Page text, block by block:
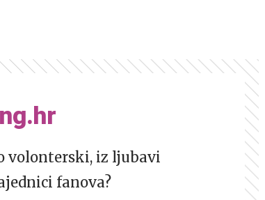
volonterski, iz ljubavi
fanova?